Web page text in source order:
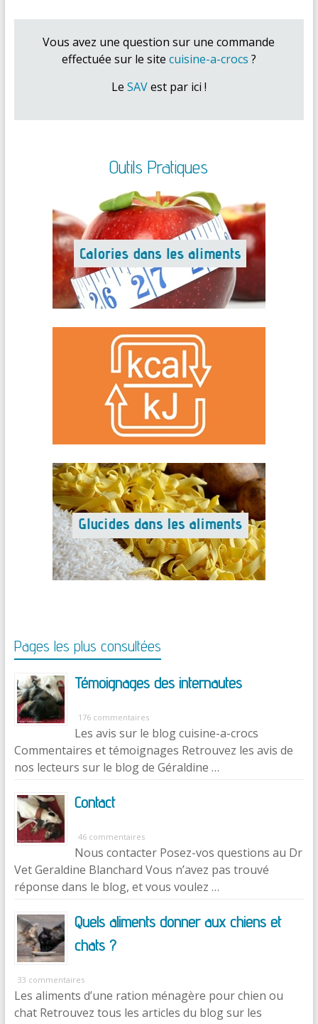
Vous avez une question sur une commande
effectuée sur le site cuisine-a-crocs ?
Le SAVest par ici !
Outils Pratiques
Pages les plus consultées
Témoignages des internautes
176 commentaires
Les avis sur le blog cuisine-a-crocs
Commentaires et témoignages Retrouvez les avis de
nos lecteurs sur le blog de Géraldine …
Contact
46 commentaires
Nous contacter Posez-vos questions au Dr
Vet Geraldine Blanchard Vous n’avez pas trouvé
réponse dans le blog, et vous voulez …
Quels aliments donner aux chiens et
chats ?
33 commentaires
Les aliments d’une ration ménagère pour chien ou
chat Retrouvez tous les articles du blog sur les